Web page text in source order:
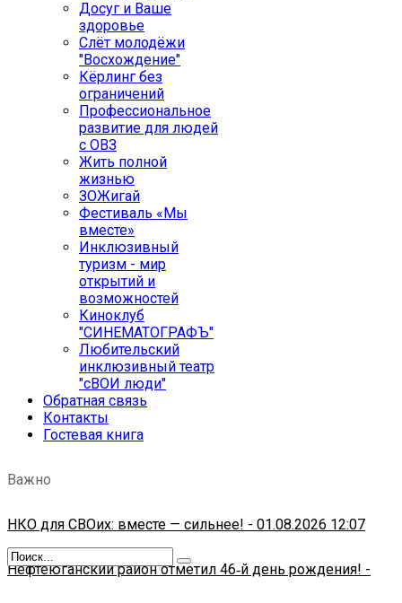
Досуг и Ваше
здоровье
Cлёт молодёжи
"Восхождение"
Кёрлинг без
ограничений
Профессиональное
развитие для людей
с ОВЗ
Жить полной
жизнью
ЗОЖигай
Фестиваль «Мы
вместе»
Инклюзивный
туризм - мир
открытий и
возможностей
Киноклуб
"СИНЕМАТОГРАФЪ"
Любительский
инклюзивный театр
"сВОИ люди"
Обратная связь
Контакты
Гостевая книга
Важно
НКО для СВОих: вместе — сильнее! - 01.08.2026 12:07
Нефтеюганский район отметил 46‑й день рождения! -